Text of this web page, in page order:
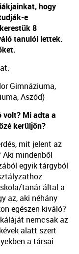
hogy
e
8
tanulói lettek.
Gimnáziuma,
Aszód)
volt? Mi adta a
kerüljön?
mit jelent az
Aki mindenből
egyik tárgyból
tanár által a
az, aki néhány
egészen kiváló?
nemcsak az
alatt szert
a társai